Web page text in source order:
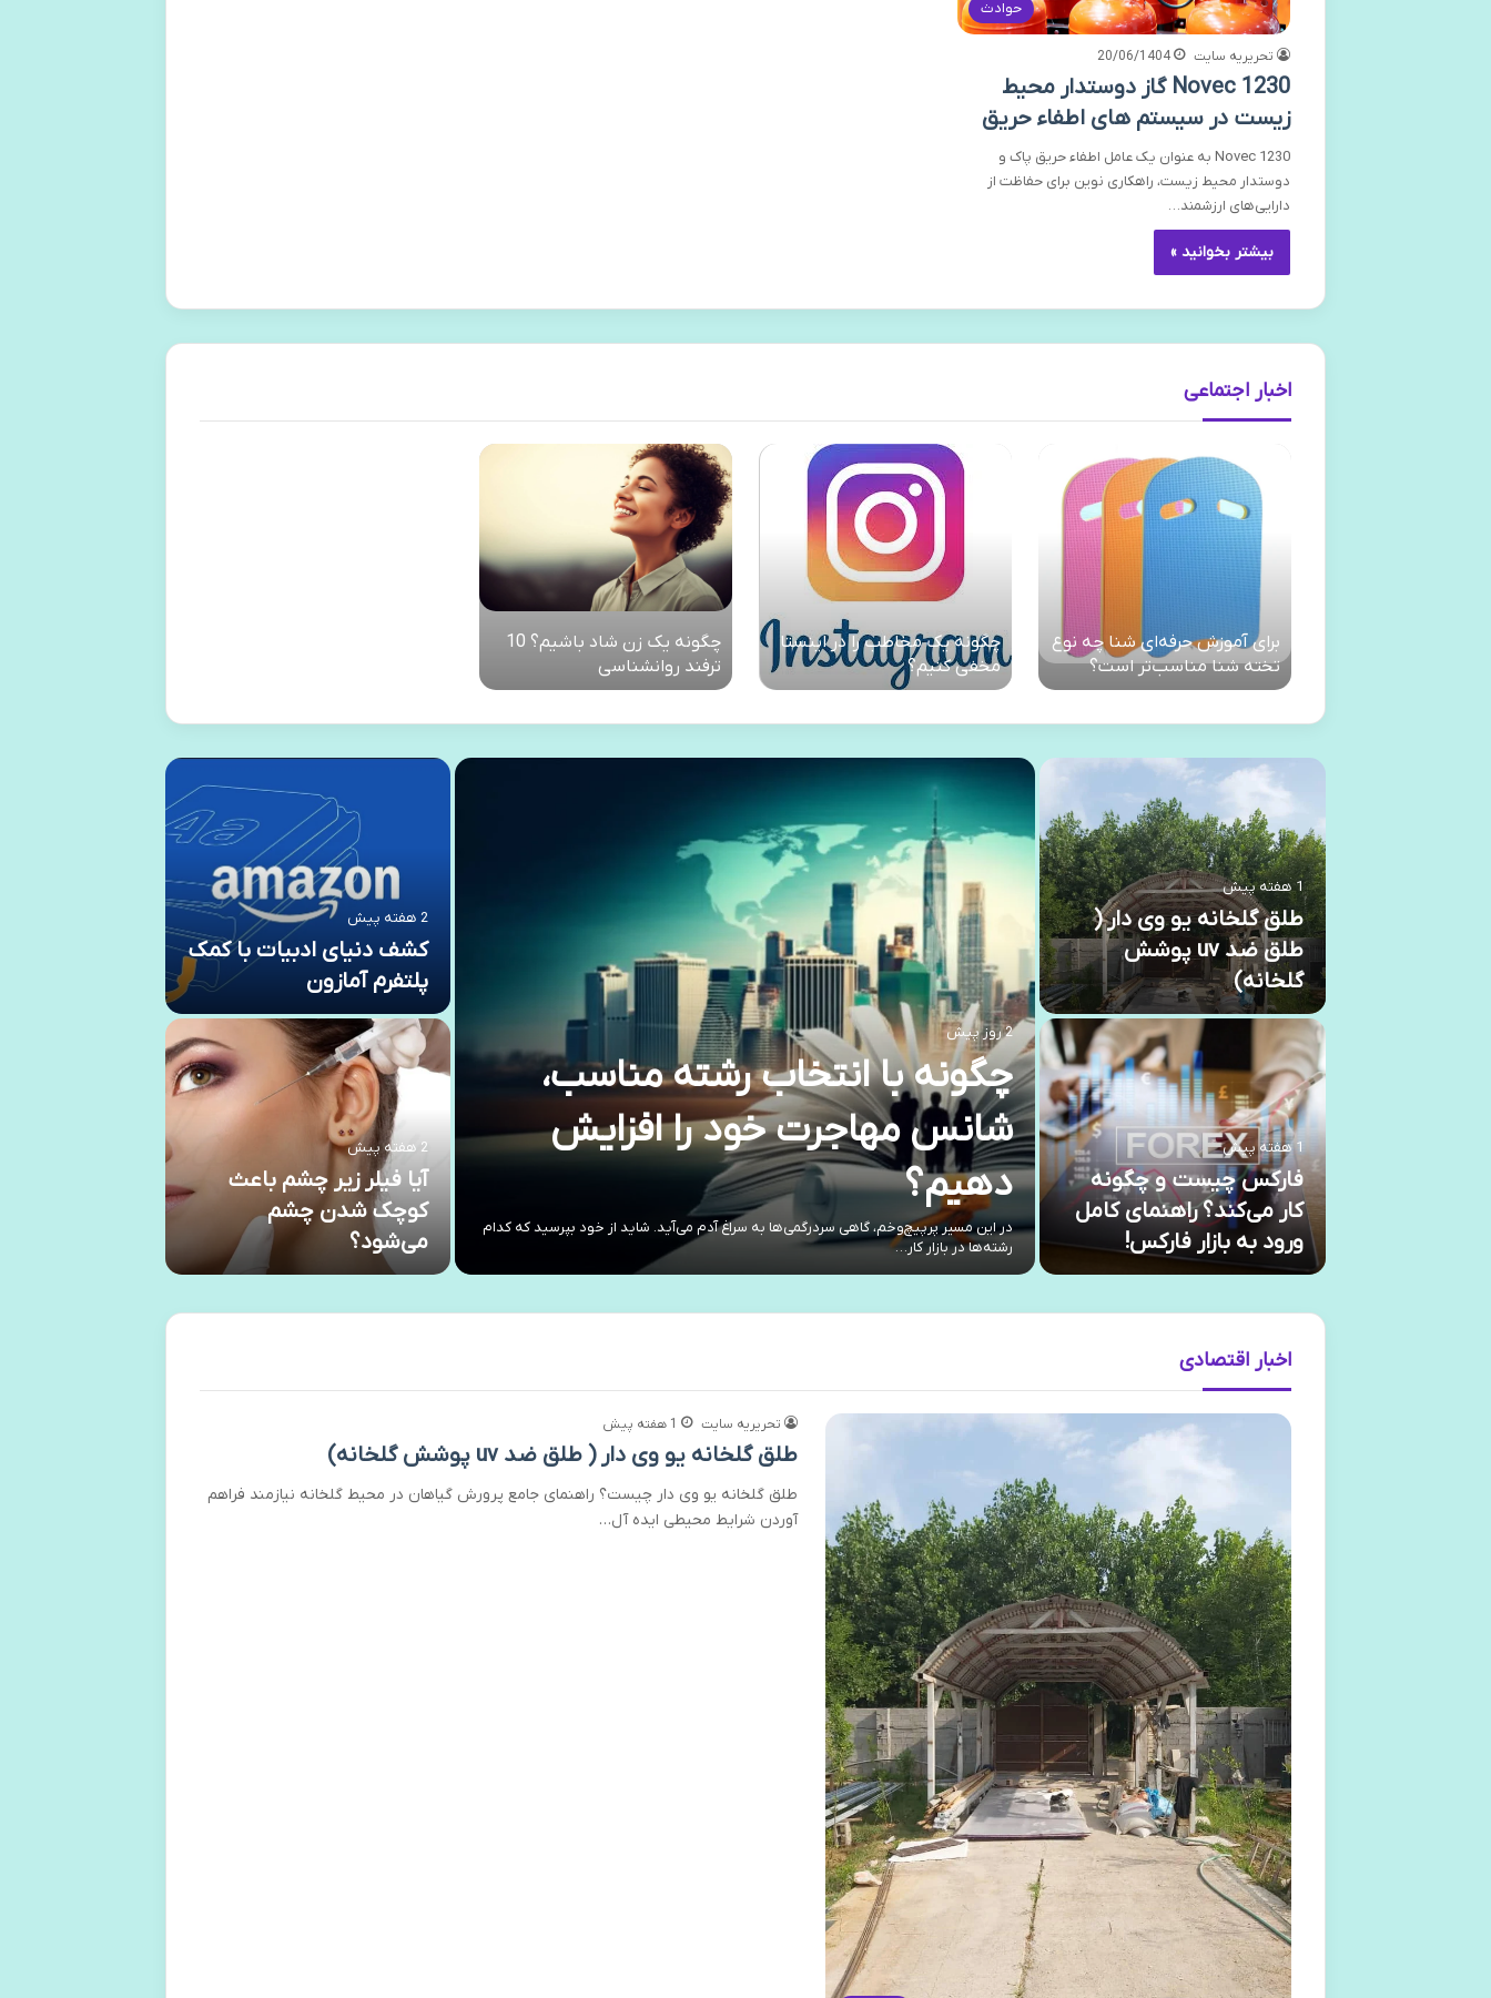
حوادث
تحریریه سایت 20/06/1404
Novec 1230 گاز دوستدار محیط
زیست در سیستم های اطفاء حریق
Novec 1230 به عنوان یک عامل اطفاء حریق پاک و
دوستدار محیط زیست، راهکاری نوین برای حفاظت از
دارایی‌های ارزشمند…
بیشتر بخوانید »
اخبار اجتماعی
برای آموزش حرفه‌ای شنا چه نوع
تخته شنا مناسب‌تر است؟
چگونه یک مخاطب را در اینستا
مخفی کنیم؟
چگونه یک زن شاد باشیم؟ 10
ترفند روانشناسی
2 روز پیش
چگونه با انتخاب رشته مناسب،
شانس مهاجرت خود را افزایش
دهیم؟
در این مسیر پرپیچ‌وخم، گاهی سردرگمی‌ها به سراغ آدم می‌آید. شاید از خود بپرسید که کدام
رشته‌ها در بازار کار…
1 هفته پیش
طلق گلخانه یو وی دار (
طلق ضد uv پوشش
گلخانه)
1 هفته پیش
فارکس چیست و چگونه
کار می‌کند؟ راهنمای کامل
ورود به بازار فارکس!
2 هفته پیش
کشف دنیای ادبیات با کمک
پلتفرم آمازون
2 هفته پیش
آیا فیلر زیر چشم باعث
کوچک شدن چشم
می‌شود؟
اخبار اقتصادی
تحریریه سایت 1 هفته پیش
طلق گلخانه یو وی دار ( طلق ضد uv پوشش گلخانه)
طلق گلخانه یو وی دار چیست؟ راهنمای جامع پرورش گیاهان در محیط گلخانه نیازمند فراهم
آوردن شرایط محیطی ایده آل…